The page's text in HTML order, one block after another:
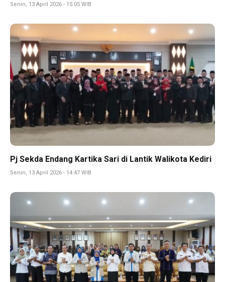
Senin, 13 April 2026 - 15:05 WIB
Pj Sekda Endang Kartika Sari di Lantik Walikota Kediri
Senin, 13 April 2026 - 14:47 WIB